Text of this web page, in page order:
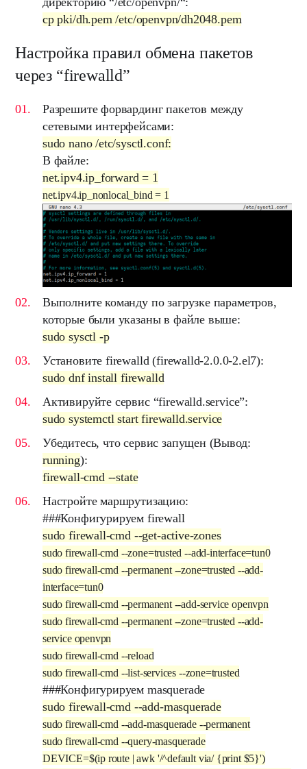
cp pki/dh.pem /etc/openvpn/dh2048.pem
Настройка правил обмена пакетов
через “firewalld”
Разрешите форвардинг пакетов между
сетевыми интерфейсами:
sudo nano /etc/sysctl.conf:
В файле:
net.ipv4.ip_forward = 1
net.ipv4.ip_nonlocal_bind = 1
Выполните команду по загрузке параметров,
которые были указаны в файле выше:
sudo sysctl -p
Установитеfirewalld(firewalld-2.0.0-2.el7):
sudo dnf install firewalld
Активируйте сервис “firewalld.service”:
sudo systemctl start firewalld.service
Убедитесь, что сервис запущен (Вывод:
running):
firewall-cmd --state
Настройте маршрутизацию:
###Конфигурируем firewall
sudo firewall-cmd --get-active-zones
sudo firewall-cmd --zone=trusted --add-interface=tun0
sudo firewall-cmd --permanent --zone=trusted --add-
interface=tun0
sudo firewall-cmd --permanent --add-service openvpn
sudo firewall-cmd --permanent --zone=trusted --add-
service openvpn
sudo firewall-cmd --reload
sudo firewall-cmd --list-services --zone=trusted
###Конфигурируем masquerade
sudo firewall-cmd --add-masquerade
sudo firewall-cmd --add-masquerade --permanent
sudo firewall-cmd --query-masquerade
DEVICE=$(ip route | awk '/^default via/ {print $5}')